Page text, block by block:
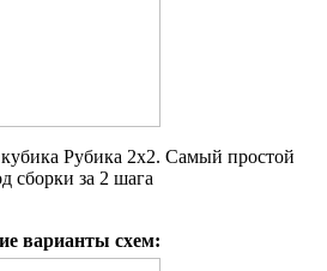
Рубика 2х2. Самый простой
сборки за 2 шага
варианты схем: